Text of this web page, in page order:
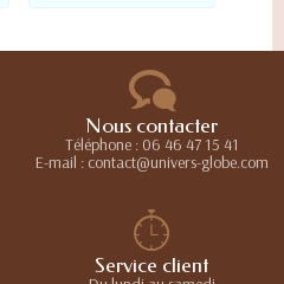
Nous contacter
Téléphone : 06 46 47 15 41
E-mail : contact@univers-globe.com
Service client